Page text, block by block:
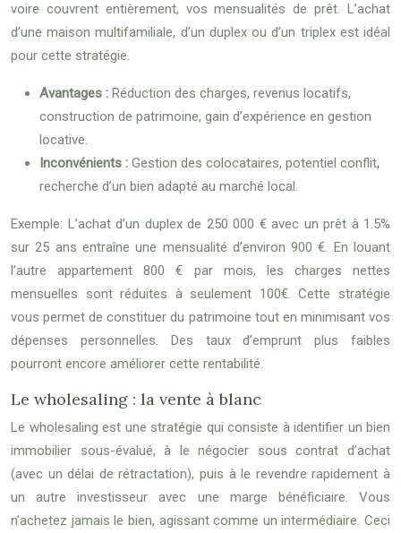
voire couvrent entièrement, vos mensualités de prêt. L’achat
d’une maison multifamiliale, d’un duplex ou d’un triplex est idéal
pour cette stratégie.
Avantages : Réduction des charges, revenus locatifs,
construction de patrimoine, gain d’expérience en gestion
locative.
Inconvénients : Gestion des colocataires, potentiel conflit,
recherche d’un bien adapté au marché local.
Exemple: L’achat d’un duplex de 250 000 € avec un prêt à 1.5%
sur 25 ans entraîne une mensualité d’environ 900 €. En louant
l’autre appartement 800 € par mois, les charges nettes
mensuelles sont réduites à seulement 100€. Cette stratégie
vous permet de constituer du patrimoine tout en minimisant vos
dépenses personnelles. Des taux d’emprunt plus faibles
pourront encore améliorer cette rentabilité.
Le wholesaling : la vente à blanc
Le wholesaling est une stratégie qui consiste à identifier un bien
immobilier sous-évalué, à le négocier sous contrat d’achat
(avec un délai de rétractation), puis à le revendre rapidement à
un autre investisseur avec une marge bénéficiaire. Vous
n’achetez jamais le bien, agissant comme un intermédiaire. Ceci